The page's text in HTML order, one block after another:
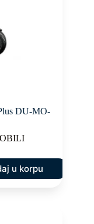
DU-MO-
u korpu